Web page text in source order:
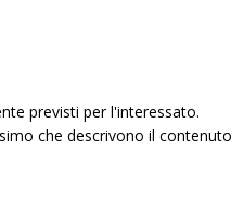
previsti per l'interessato.
che descrivono il